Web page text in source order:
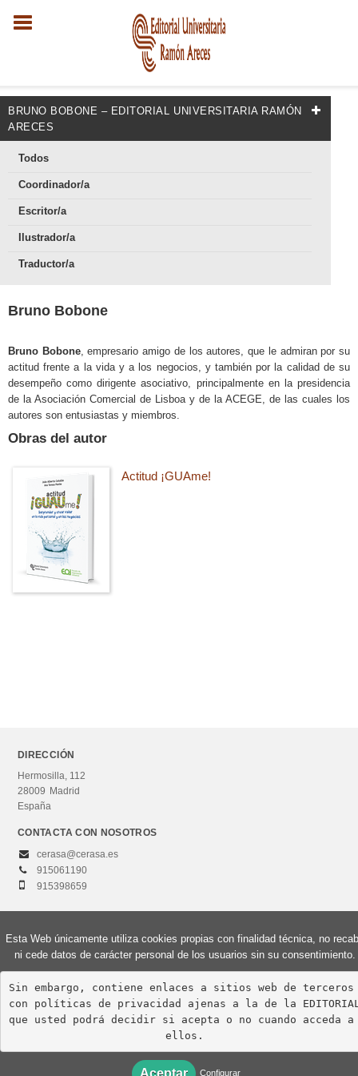
​BRUNO BOBONE – EDITORIAL UNIVERSITARIA RAMÓN
ARECES
Todos
Coordinador/a
Escritor/a
Ilustrador/a
Traductor/a
​Bruno Bobone
Bruno Bobone, empresario amigo de los autores, que le admiran por su
actitud frente a la vida y a los negocios, y también por la calidad de su
desempeño como dirigente asociativo, principalmente en la presidencia
de la Asociación Comercial de Lisboa y de la ACEGE, de las cuales los
autores son entusiastas y miembros.
Obras del autor
Actitud ¡GUAme!
DIRECCIÓN
Hermosilla, 112
28009 Madrid
España
CONTACTA CON NOSOTROS
cerasa@cerasa.es
915061190
915398659
© 2026, Editorial Centro de Estudios Ramón Areces, S.A. Todos los derechos
reservados.
Aviso Legal Política de privacidad Política de cookies
Esta Web únicamente utiliza cookies propias con finalidad técnica, no
ni cede datos de carácter personal de los usuarios sin su consentimiento.
Sin embargo, contiene enlaces a sitios web de terceros
con políticas de privacidad ajenas a la de la
que usted podrá decidir si acepta o no cuando acceda a
ellos.
Aceptar Configurar